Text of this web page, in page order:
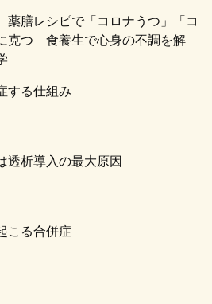
薬膳レシピで「コロナうつ」「コ
克つ 食養生で心身の不調を解
する仕組み
透析導入の最大原因
こる合併症